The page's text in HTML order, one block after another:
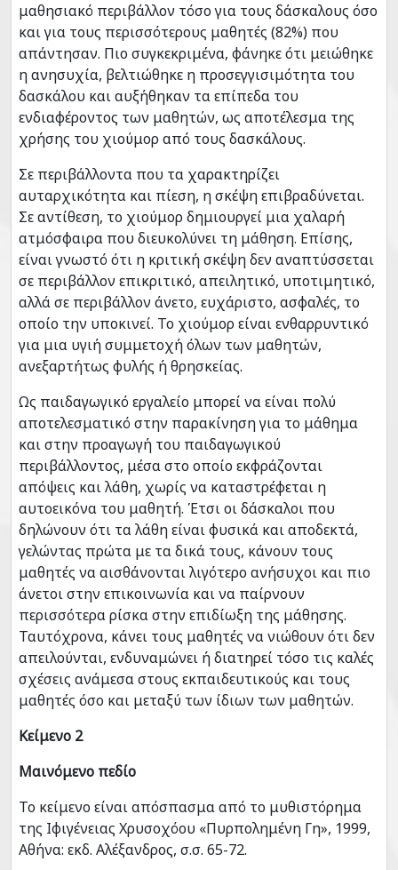
μαθησιακό περιβάλλον τόσο για τους δάσκαλους όσο
και για τους περισσότερους μαθητές (82%) που
απάντησαν. Πιο συγκεκριμένα, φάνηκε ότι μειώθηκε
η ανησυχία, βελτιώθηκε η προσεγγισιμότητα του
δασκάλου και αυξήθηκαν τα επίπεδα του
ενδιαφέροντος των μαθητών, ως αποτέλεσμα της
χρήσης του χιούμορ από τους δασκάλους.
Σε περιβάλλοντα που τα χαρακτηρίζει
αυταρχικότητα και πίεση, η σκέψη επιβραδύνεται.
Σε αντίθεση, το χιούμορ δημιουργεί μια χαλαρή
ατμόσφαιρα που διευκολύνει τη μάθηση. Επίσης,
είναι γνωστό ότι η κριτική σκέψη δεν αναπτύσσεται
σε περιβάλλον επικριτικό, απειλητικό, υποτιμητικό,
αλλά σε περιβάλλον άνετο, ευχάριστο, ασφαλές, το
οποίο την υποκινεί. Το χιούμορ είναι ενθαρρυντικό
για μια υγιή συμμετοχή όλων των μαθητών,
ανεξαρτήτως φυλής ή θρησκείας.
Ως παιδαγωγικό εργαλείο μπορεί να είναι πολύ
αποτελεσματικό στην παρακίνηση για το μάθημα
και στην προαγωγή του παιδαγωγικού
περιβάλλοντος, μέσα στο οποίο εκφράζονται
απόψεις και λάθη, χωρίς να καταστρέφεται η
αυτοεικόνα του μαθητή. Έτσι οι δάσκαλοι που
δηλώνουν ότι τα λάθη είναι φυσικά και αποδεκτά,
γελώντας πρώτα με τα δικά τους, κάνουν τους
μαθητές να αισθάνονται λιγότερο ανήσυχοι και πιο
άνετοι στην επικοινωνία και να παίρνουν
περισσότερα ρίσκα στην επιδίωξη της μάθησης.
Ταυτόχρονα, κάνει τους μαθητές να νιώθουν ότι δεν
απειλούνται, ενδυναμώνει ή διατηρεί τόσο τις καλές
σχέσεις ανάμεσα στους εκπαιδευτικούς και τους
μαθητές όσο και μεταξύ των ίδιων των μαθητών.
Κείμενο 2
Μαινόμενο πεδίο
Το κείμενο είναι απόσπασμα από το μυθιστόρημα
της Ιφιγένειας Χρυσοχόου «Πυρπολημένη Γη», 1999,
Αθήνα: εκδ. Αλέξανδρος, σ.σ. 65-72.